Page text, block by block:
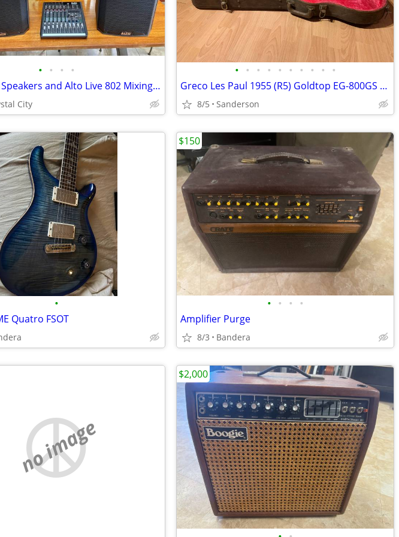
• • • •
Alto TS212 Speakers and Alto Live 802 Mixing Board
City
• • • • • • • • • •
Greco Les Paul 1955 (R5) Goldtop EG-800GS from 1980
8/5 Sanderson
•
Quatro FSOT
• • • •
Amplifier Purge
8/3 Bandera
$150
no image
$2,000